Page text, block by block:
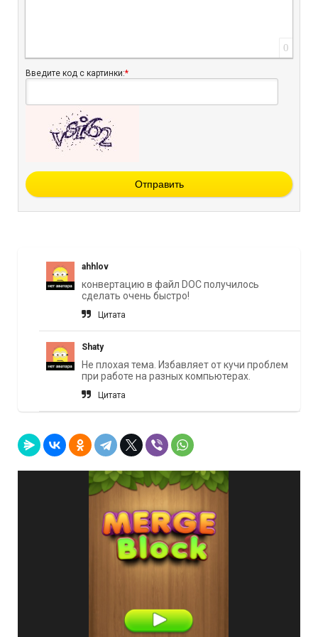
0
Введите код с картинки:*
Отправить
ahhlov
конвертацию в файл DOC получилось
сделать очень быстро!
Цитата
Shaty
Не плохая тема. Избавляет от кучи проблем
при работе на разных компьютерах.
Цитата